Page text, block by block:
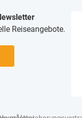
Reiseangebote.